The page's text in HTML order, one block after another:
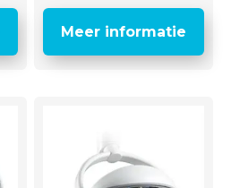
Meer informatie